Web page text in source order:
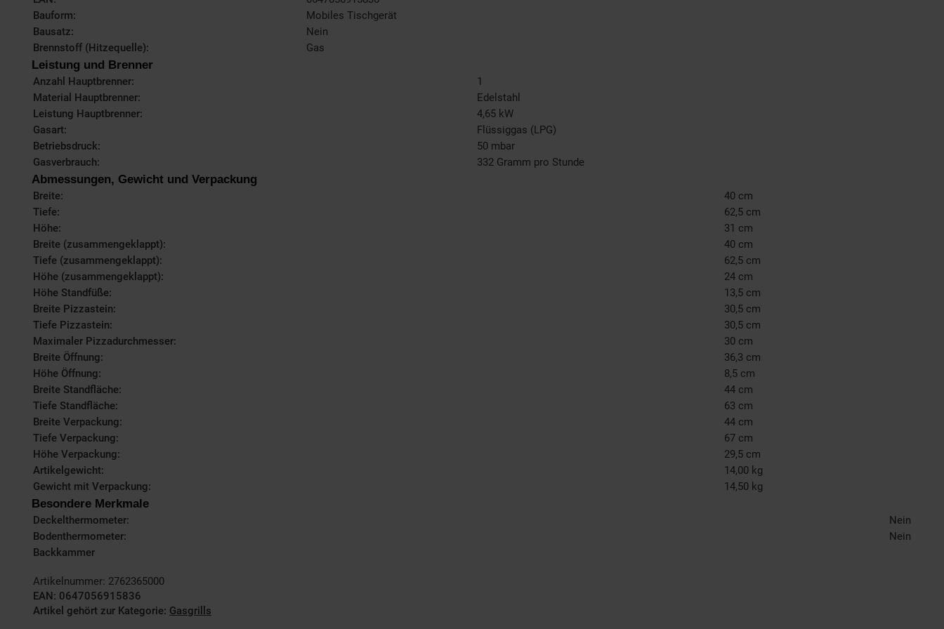
Bauform:
Mobiles Tischgerät
Bausatz:
Nein
Brennstoff (Hitzequelle):
Gas
Leistung und Brenner
Anzahl Hauptbrenner:
1
Material Hauptbrenner:
Edelstahl
Leistung Hauptbrenner:
4,65 kW
Gasart:
Flüssiggas (LPG)
Betriebsdruck:
50 mbar
Gasverbrauch:
332 Gramm pro Stunde
Abmessungen, Gewicht und Verpackung
Breite:
40 cm
Tiefe:
62,5 cm
Höhe:
31 cm
Breite (zusammengeklappt):
40 cm
Tiefe (zusammengeklappt):
62,5 cm
Höhe (zusammengeklappt):
24 cm
Höhe Standfüße:
13,5 cm
Breite Pizzastein:
30,5 cm
Tiefe Pizzastein:
30,5 cm
Maximaler Pizzadurchmesser:
30 cm
Breite Öffnung:
36,3 cm
Höhe Öffnung:
8,5 cm
Breite Standfläche:
44 cm
Tiefe Standfläche:
63 cm
Breite Verpackung:
44 cm
Tiefe Verpackung:
67 cm
Höhe Verpackung:
29,5 cm
Artikelgewicht:
14,00 kg
Gewicht mit Verpackung:
14,50 kg
Besondere Merkmale
Deckelthermometer:
Nein
Bodenthermometer:
Nein
Backkammer
Artikelnummer: 2762365000
EAN: 0647056915836
Artikel gehört zur Kategorie: Gasgrills